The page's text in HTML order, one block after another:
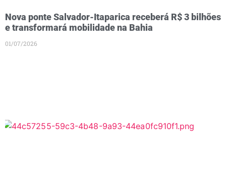
Nova ponte Salvador-Itaparica receberá R$ 3 bilhões
e transformará mobilidade na Bahia
01/07/2026